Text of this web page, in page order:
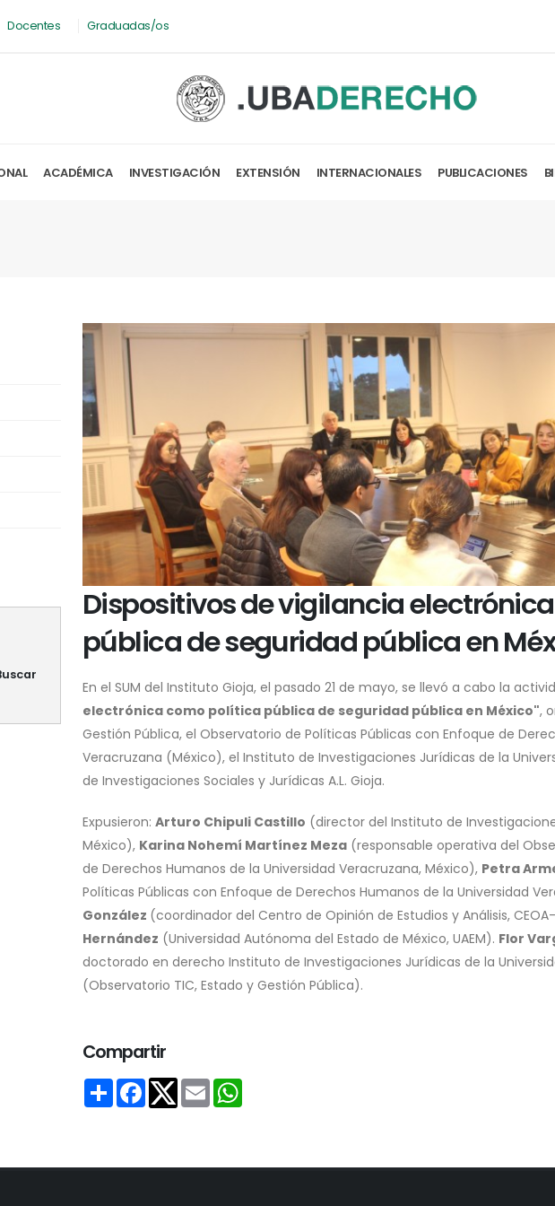
Docentes Graduadas/os
ACADÉMICA INVESTIGACIÓN EXTENSIÓN INTERNACIONALES PUBLICACIONES
Dispositivos de vigilancia
pública de seguridad pública en
En el SUM del Instituto Gioja, el pasado 21 de mayo, se llevó a cabo la
electrónica como política pública de seguridad pública en México",
Gestión Pública, el Observatorio de Políticas Públicas con Enfoque de
Veracruzana (México), el Instituto de Investigaciones Jurídicas de la
de Investigaciones Sociales y Jurídicas A.L. Gioja.
Expusieron: Arturo Chipuli Castillo (director del Instituto de
México), Karina Nohemí Martínez Meza (responsable operativa del
de Derechos Humanos de la Universidad Veracruzana, México), Petra
Políticas Públicas con Enfoque de Derechos Humanos de la Universidad
González (coordinador del Centro de Opinión de Estudios y Análisis,
Hernández (Universidad Autónoma del Estado de México, UAEM). Flor
doctorado en derecho Instituto de Investigaciones Jurídicas de la
(Observatorio TIC, Estado y Gestión Pública).
Compartir
Share
Facebook
Twitter
Email